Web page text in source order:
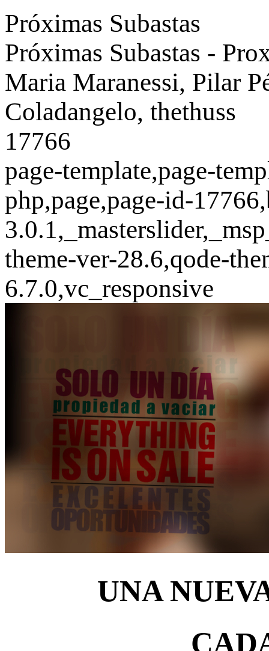
Próximas Subastas
Próximas Subastas -
Maria Maranessi, Pilar
Coladangelo, thethuss
17766
page-template,page-
php,page,page-id-
theme-ver-28.6,qode-
6.7.0,vc_responsive
UNA